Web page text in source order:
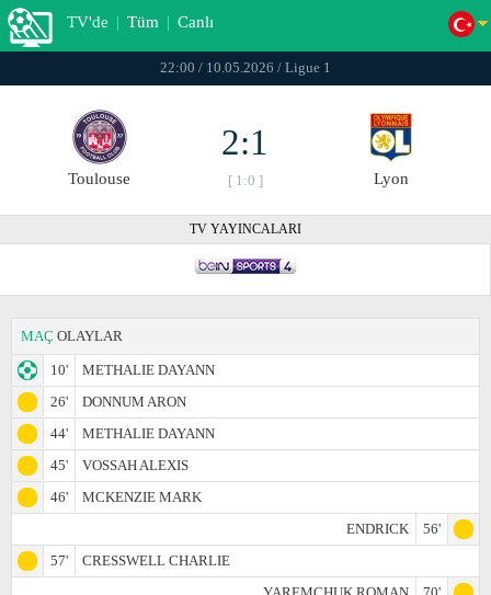
TV'de | Tüm | Canlı
22:00 / 10.05.2026 / Ligue 1
Toulouse
2:1
[ 1:0 ] Lyon
TV YAYINCALARI
MAÇ OLAYLAR
10'
METHALIE DAYANN
26'
DONNUM ARON
44'
METHALIE DAYANN
45'
VOSSAH ALEXIS
46'
MCKENZIE MARK
ENDRICK
56'
57'
CRESSWELL CHARLIE